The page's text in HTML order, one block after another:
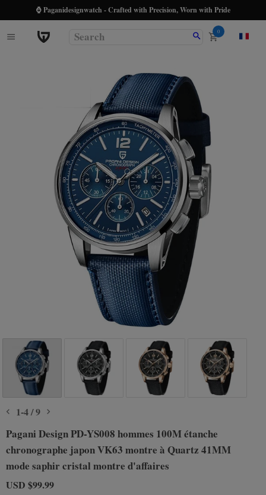
⌚ Paganidesignwatch - Crafted with Precision, Worn with Pride
0
1-4/9
Pagani Design PD-YS008 hommes 100M étanche
chronographe japon VK63 montre à Quartz 41MM
mode saphir cristal montre d'affaires
USD $99.99